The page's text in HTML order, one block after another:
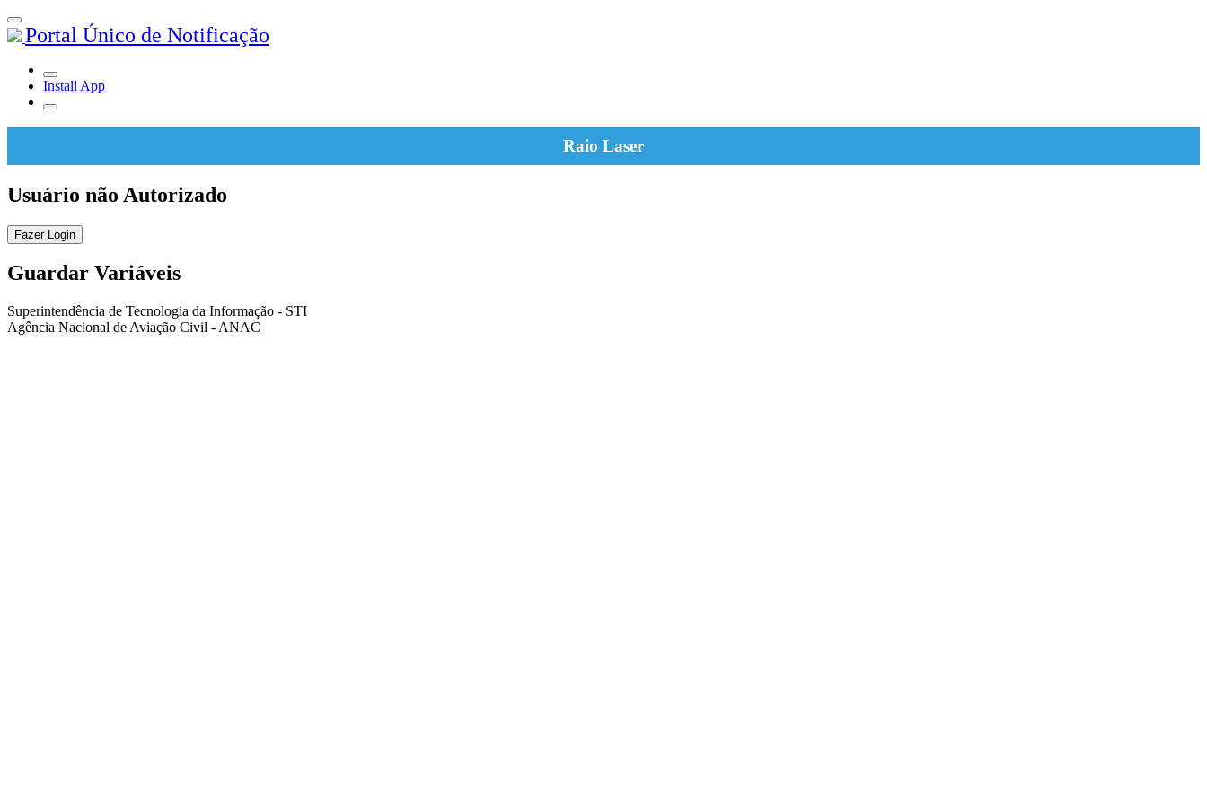
Portal Único de Notificação
Install App
Raio Laser
Usuário não Autorizado
Fazer Login
Guardar Variáveis
Superintendência de Tecnologia da Informação - STI
Agência Nacional de Aviação Civil - ANAC